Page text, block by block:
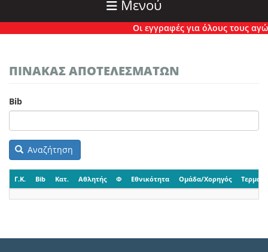
Μενού
Οι εγγραφές για όλους τους
ΠΙΝΑΚΑΣ ΑΠΟΤΕΛΕΣΜΑΤΩΝ
Bib
Αναζήτηση
Γ.Κ. Bib Κατ. Αθλητής Φ Εθνικότητα Ομάδα/Χορηγός